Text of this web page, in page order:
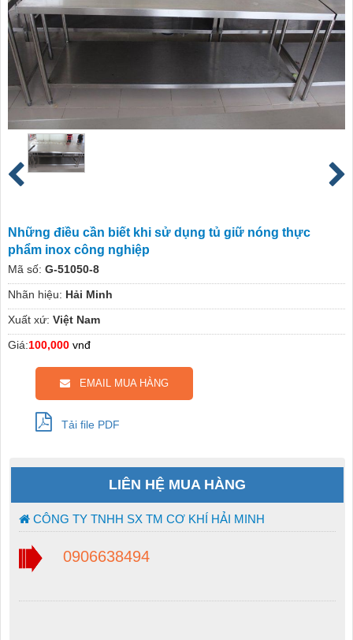
Những điều cần biết khi sử dụng tủ giữ nóng thực
phẩm inox công nghiệp
Mã số: G-51050-8
Nhãn hiệu: Hải Minh
Xuất xứ: Việt Nam
Giá:100,000 vnđ
EMAIL MUA HÀNG
Tải file PDF
LIÊN HỆ MUA HÀNG
CÔNG TY TNHH SX TM CƠ KHÍ HẢI MINH
0906638494